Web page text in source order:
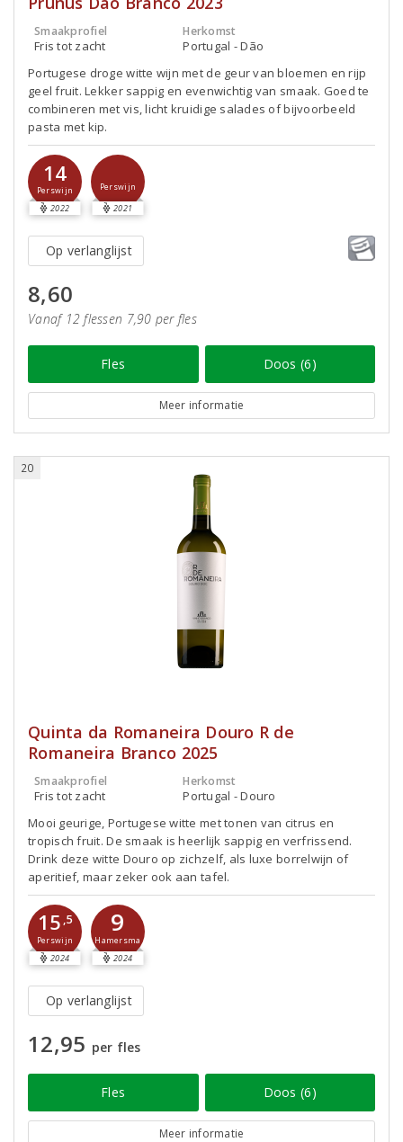
Smaakprofiel
Fris tot zacht
Herkomst
Portugal - Dão
Portugese droge witte wijn met de geur van bloemen en rijp
geel fruit. Lekker sappig en evenwichtig van smaak. Goed te
combineren met vis, licht kruidige salades of bijvoorbeeld
pasta met kip.
14
Perswijn
2022
Perswijn
2021
Op verlanglijst
8,60
Vanaf 12 flessen 7,90 per fles
Fles Doos (6)
Meer informatie
20
Quinta da Romaneira Douro R de
Romaneira Branco 2025
Smaakprofiel
Fris tot zacht
Herkomst
Portugal - Douro
Mooi geurige, Portugese witte met tonen van citrus en
tropisch fruit. De smaak is heerlijk sappig en verfrissend.
Drink deze witte Douro op zichzelf, als luxe borrelwijn of
aperitief, maar zeker ook aan tafel.
15 ,5
Perswijn
2024
9
Hamersma
2024
Op verlanglijst
12,95 per fles
Fles Doos (6)
Meer informatie